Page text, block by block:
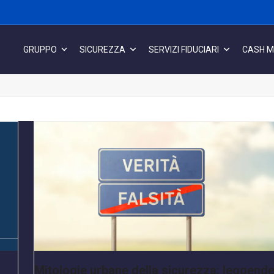
GRUPPO SICUREZZA SERVIZI FIDUCIARI CASH
Mitologie urbane della sicurezza: